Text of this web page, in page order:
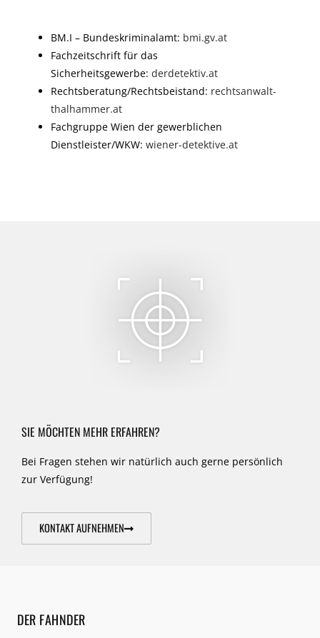
BM.I – Bundeskriminalamt: bmi.gv.at
Fachzeitschrift für das
Sicherheitsgewerbe:derdetektiv.at
Rechtsberatung/Rechtsbeistand: rechtsanwalt-
thalhammer.at
Fachgruppe Wien der gewerblichen
Dienstleister/WKW:wiener-detektive.at
SIE MÖCHTEN MEHR ERFAHREN?
Bei Fragen stehen wir natürlich auch gerne persönlich
zur Verfügung!
KONTAKT AUFNEHMEN
DER FAHNDER